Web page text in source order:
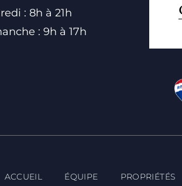
: 8h à 21h
: 9h à 17h
ACCUEIL ÉQUIPE PROPRIÉTÉS